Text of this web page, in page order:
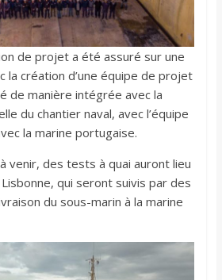
de projet a été assuré sur une
la création d’une équipe de projet
de manière intégrée avec la
du chantier naval, avec l’équipe
la marine portugaise.
venir, des tests à quai auront lieu
qui seront suivis par des
du sous-marin à la marine